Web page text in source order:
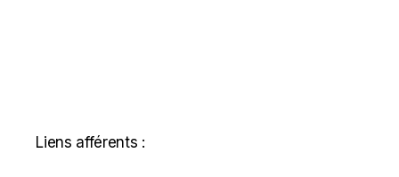
Liens afférents :